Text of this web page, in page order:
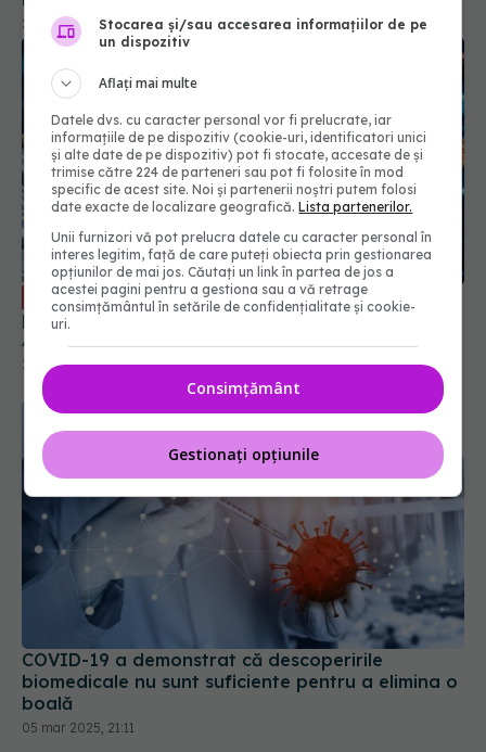
28 iul 2025, 15:08
EXCLUSIV Remdesivir, tratamentul injectabil
pentru COVID. Prof. dr. Simin Aysel Florescu:
Administrarea se face în spitale
29 aug 2024, 23:43
COVID-19 a demonstrat că descoperirile
biomedicale nu sunt suficiente pentru a elimina o
boală
05 mar 2025, 21:11
Stocarea și/sau accesarea informațiilor de pe
un dispozitiv
Aflați mai multe
Datele dvs. cu caracter personal vor fi prelucrate, iar
informațiile de pe dispozitiv (cookie-uri, identificatori unici
și alte date de pe dispozitiv) pot fi stocate, accesate de și
trimise către 224 de parteneri sau pot fi folosite în mod
specific de acest site. Noi și partenerii noștri putem folosi
date exacte de localizare geografică.Lista partenerilor.
Unii furnizori vă pot prelucra datele cu caracter personal în
interes legitim, față de care puteți obiecta prin gestionarea
opțiunilor de mai jos. Căutați un link în partea de jos a
acestei pagini pentru a gestiona sau a vă retrage
consimțământul în setările de confidențialitate și cookie-
uri.
Consimțământ
Gestionați opțiunile